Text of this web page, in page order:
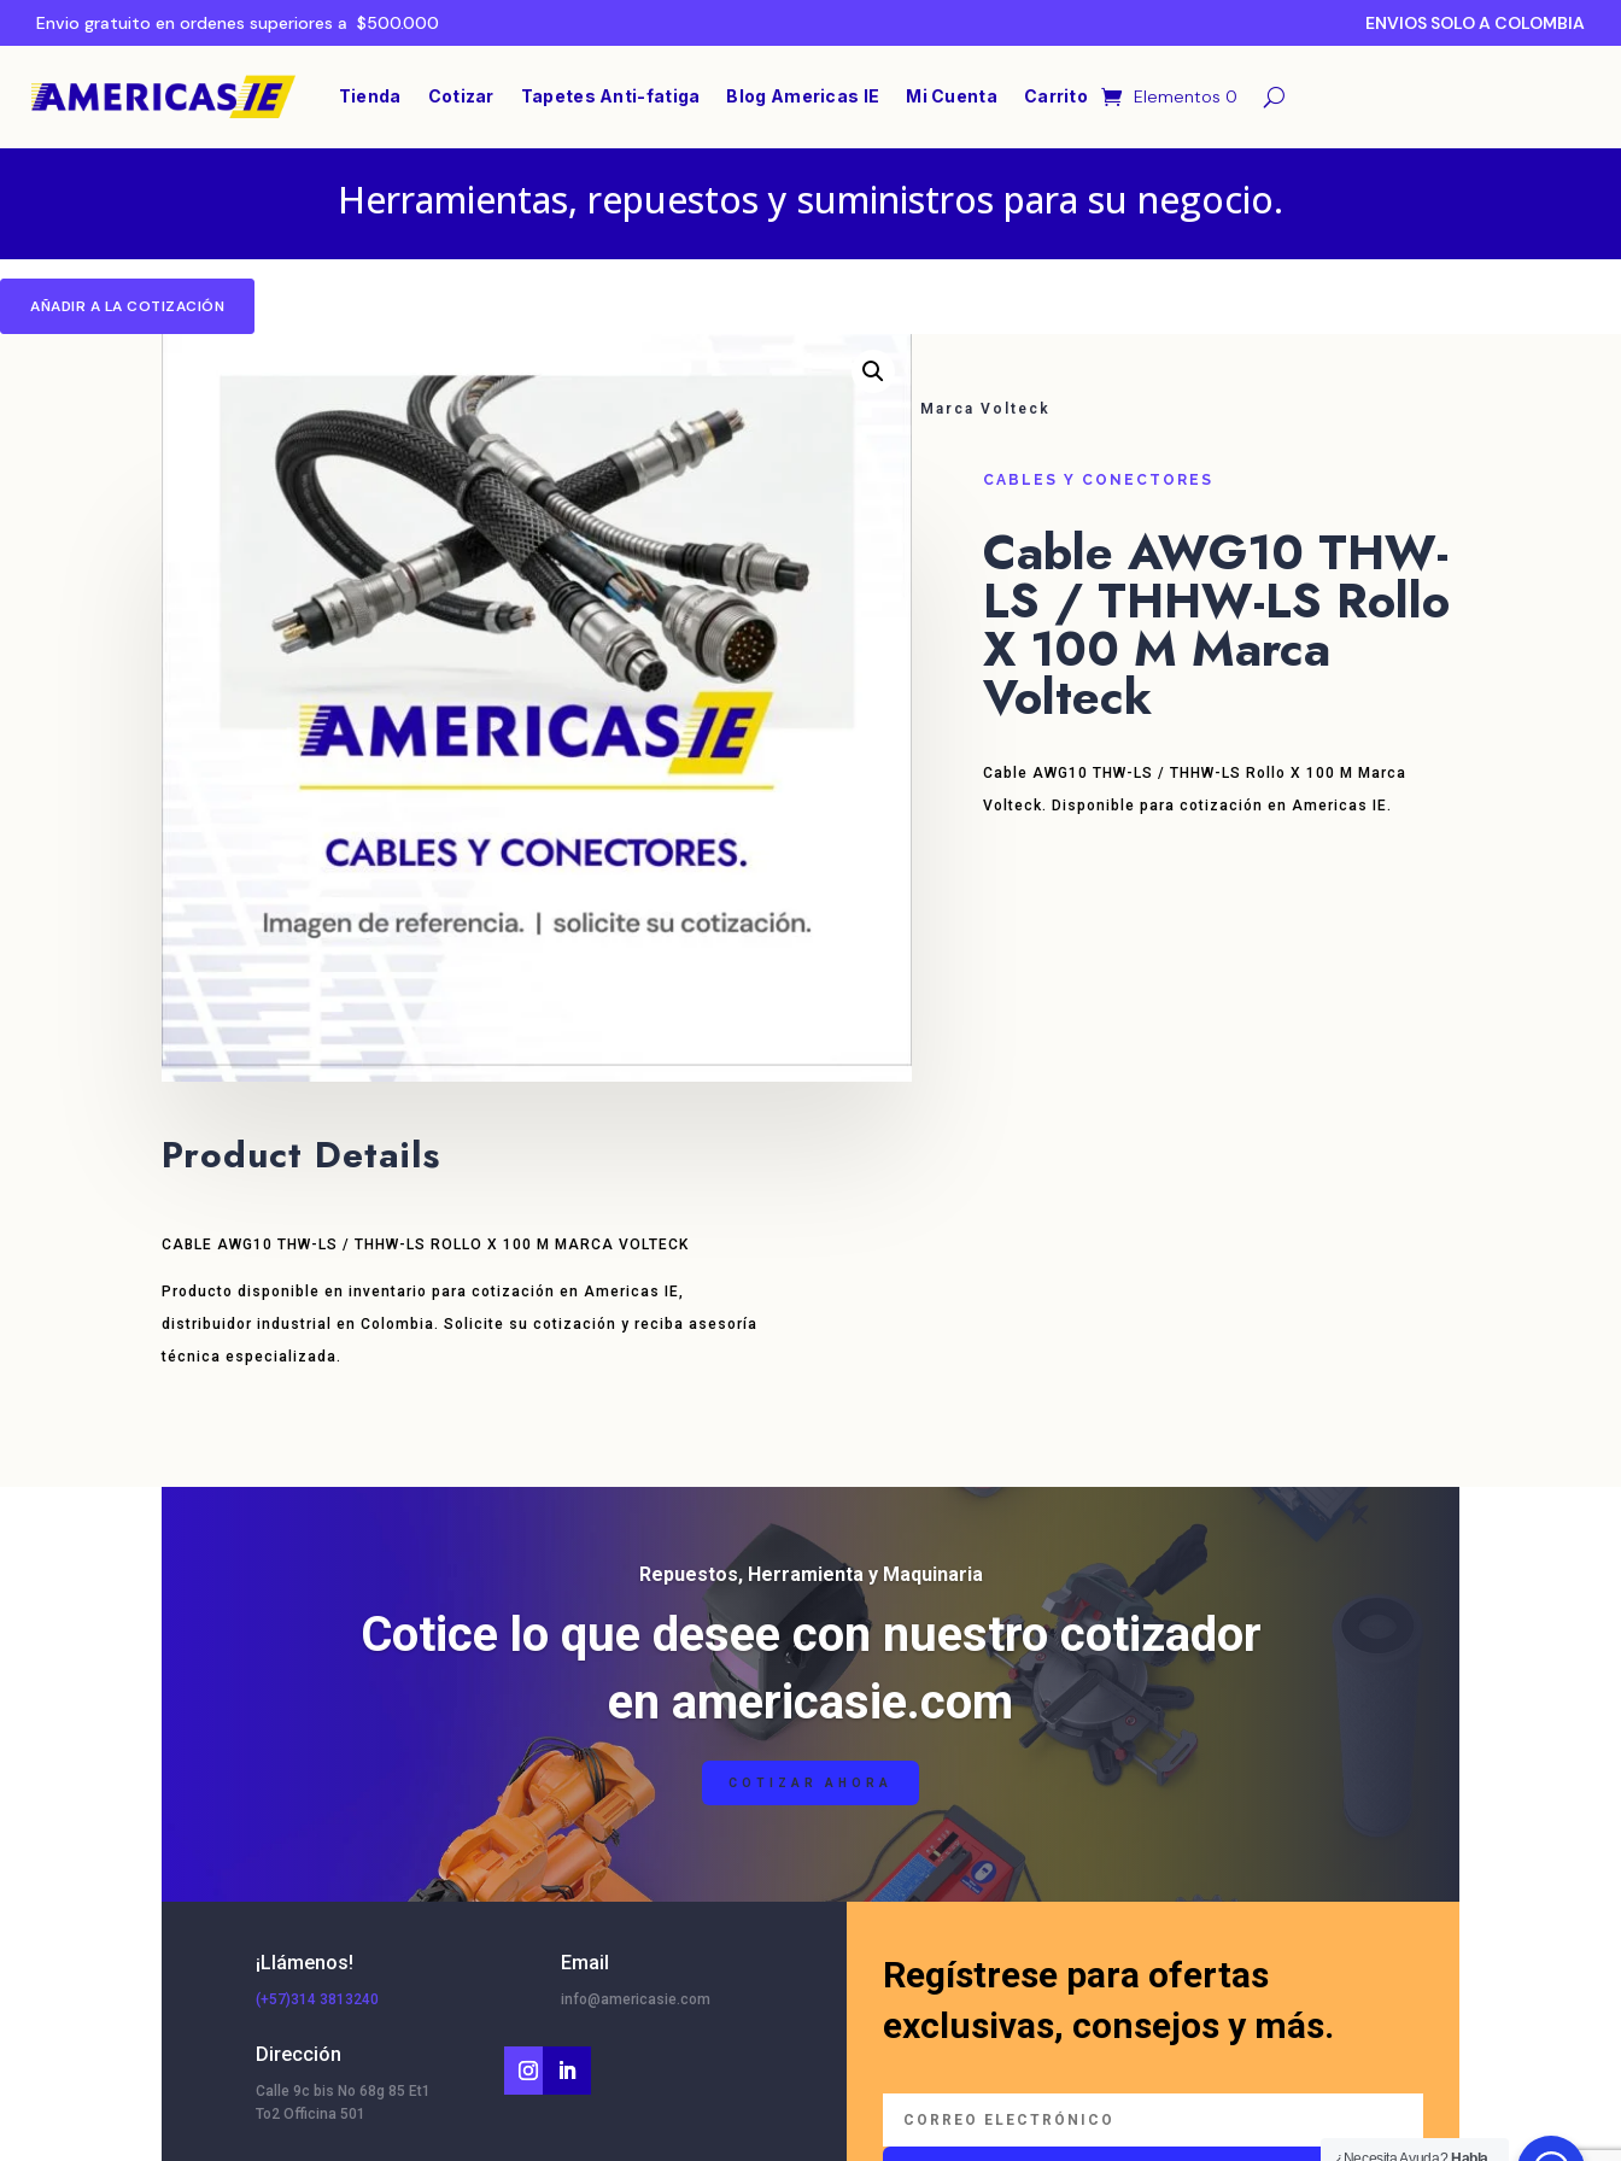
Envio gratuito en ordenes superiores a $500.000 ENVIOS SOLO A COLOMBIA
Tienda Cotizar Tapetes Anti-fatiga Blog Americas IE Mi Cuenta Carrito Elementos 0
Herramientas, repuestos y suministros para su negocio.
AÑADIR A LA COTIZACIÓN
CABLES Y CONECTORES / Cable AWG10 THW-LS / THHW-LS Rollo X 100 M Marca Volteck
CABLES Y CONECTORES
Cable AWG10 THW-
LS / THHW-LS Rollo
X 100 M Marca
Volteck
Cable AWG10 THW-LS / THHW-LS Rollo X 100 M Marca
Volteck. Disponible para cotización en Americas IE.
Product Details
CABLE AWG10 THW-LS / THHW-LS ROLLO X 100 M MARCA VOLTECK
Producto disponible en inventario para cotización en Americas IE,
distribuidor industrial en Colombia. Solicite su cotización y reciba asesoría
técnica especializada.
Repuestos, Herramienta y Maquinaria
Cotice lo que desee con nuestro cotizador
en americasie.com
COTIZAR AHORA
¡Llámenos!
(+57)314 3813240
Dirección
Calle 9c bis No 68g 85 Et1
To2 Officina 501
Email
info@americasie.com
Regístrese para ofertas
exclusivas, consejos y más.